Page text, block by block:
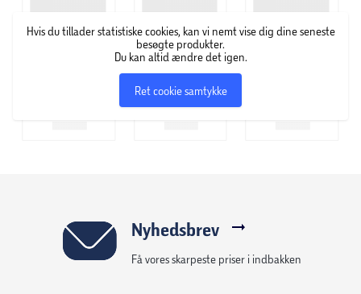
Symmetriske TMR-thumbsticks med udskiftelige caps
drift magnetiske TMR-thumbsticks, udviklet til
nøjagtighed på konkurrenceplan.
føling til racerspil. Justér hver trigger individuelt – med et
enkelt vip.
Hvis du tillader statistiske cookies, kan vi nemt vise dig dine seneste
besøgte produkter.
Du kan altid ændre det igen.
Ret cookie samtykke
Nyhedsbrev
Få vores skarpeste priser i indbakken